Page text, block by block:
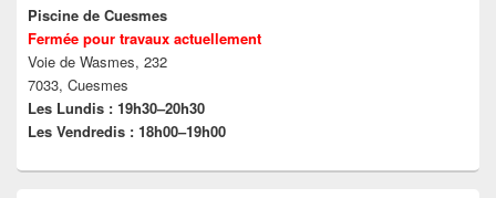
e
n
ê
r
e
)
n
ê
t
e
u
e
f
e
ê
Piscine de Cuesmes
Fermée pour travaux actuellement
Voie de Wasmes, 232
7033, Cuesmes
Les Lundis : 19h30–20h30
Les Vendredis : 18h00–19h00